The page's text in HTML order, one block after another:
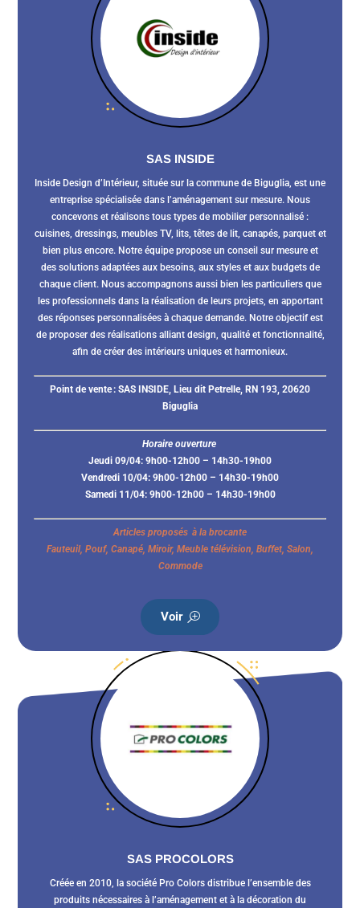
SAS INSIDE
Inside Design d’Intérieur, située sur la commune de Biguglia, est une
entreprise spécialisée dans l’aménagement sur mesure. Nous
concevons et réalisons tous types de mobilier personnalisé :
cuisines, dressings, meubles TV, lits, têtes de lit, canapés, parquet et
bien plus encore. Notre équipe propose un conseil sur mesure et
des solutions adaptées aux besoins, aux styles et aux budgets de
chaque client. Nous accompagnons aussi bien les particuliers que
les professionnels dans la réalisation de leurs projets, en apportant
des réponses personnalisées à chaque demande. Notre objectif est
de proposer des réalisations alliant design, qualité et fonctionnalité,
afin de créer des intérieurs uniques et harmonieux.
Point de vente : SAS INSIDE, Lieu dit Petrelle, RN 193, 20620
Biguglia
Horaire ouverture
Jeudi 09/04: 9h00-12h00 – 14h30-19h00
Vendredi 10/04: 9h00-12h00 – 14h30-19h00
Samedi 11/04: 9h00-12h00 – 14h30-19h00
Articles proposés à la brocante
Fauteuil, Pouf, Canapé, Miroir, Meuble télévision, Buffet, Salon,
Commode
Voir
SAS PROCOLORS
Créée en 2010, la société Pro Colors distribue l’ensemble des
produits nécessaires à l’aménagement et à la décoration du